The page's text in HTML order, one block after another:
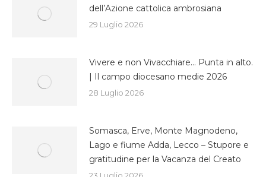
dell’Azione cattolica ambrosiana
29 Luglio 2026
Vivere e non Vivacchiare… Punta in alto.
| Il campo diocesano medie 2026
28 Luglio 2026
Somasca, Erve, Monte Magnodeno,
Lago e fiume Adda, Lecco – Stupore e
gratitudine per la Vacanza del Creato